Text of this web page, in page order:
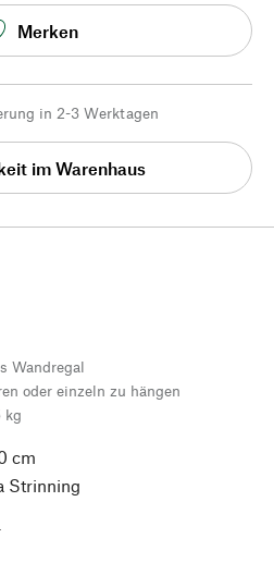
Merken
in 2-3 Werktagen
im Warenhaus
Wandregal
oder einzeln zu hängen
kg
cm
Strinning